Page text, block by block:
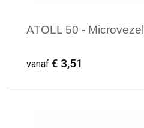
ATOLL 50 -
vanaf € 3,51